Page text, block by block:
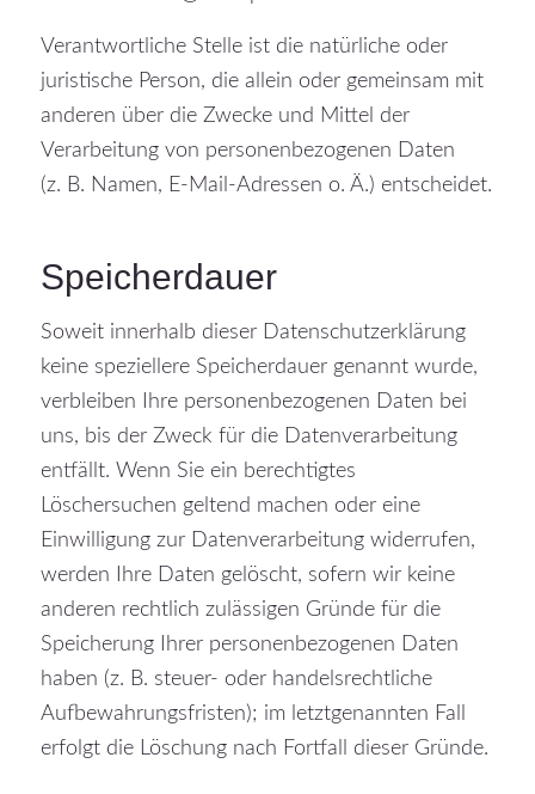
Verantwortliche Stelle ist die natürliche oder
juristische Person, die allein oder gemeinsam mit
anderen über die Zwecke und Mittel der
Verarbeitung von personenbezogenen Daten
(z. B. Namen, E-Mail-Adressen o. Ä.) entscheidet.
Speicherdauer
Soweit innerhalb dieser Datenschutzerklärung
keine speziellere Speicherdauer genannt wurde,
verbleiben Ihre personenbezogenen Daten bei
uns, bis der Zweck für die Datenverarbeitung
entfällt. Wenn Sie ein berechtigtes
Löschersuchen geltend machen oder eine
Einwilligung zur Datenverarbeitung widerrufen,
werden Ihre Daten gelöscht, sofern wir keine
anderen rechtlich zulässigen Gründe für die
Speicherung Ihrer personenbezogenen Daten
haben (z. B. steuer- oder handelsrechtliche
Aufbewahrungsfristen); im letztgenannten Fall
erfolgt die Löschung nach Fortfall dieser Gründe.